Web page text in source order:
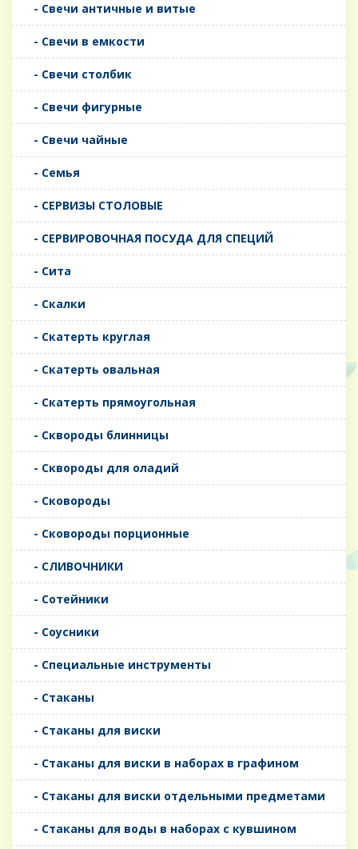
- Свечи античные и витые
- Свечи в емкости
- Свечи столбик
- Свечи фигурные
- Свечи чайные
- Семья
- СЕРВИЗЫ СТОЛОВЫЕ
- СЕРВИРОВОЧНАЯ ПОСУДА ДЛЯ СПЕЦИЙ
- Сита
- Скалки
- Скатерть круглая
- Скатерть овальная
- Скатерть прямоугольная
- Сквороды блинницы
- Сквороды для оладий
- Сковороды
- Сковороды порционные
- СЛИВОЧНИКИ
- Сотейники
- Соусники
- Специальные инструменты
- Стаканы
- Стаканы для виски
- Стаканы для виски в наборах в графином
- Стаканы для виски отдельными предметами
- Стаканы для воды в наборах с кувшином